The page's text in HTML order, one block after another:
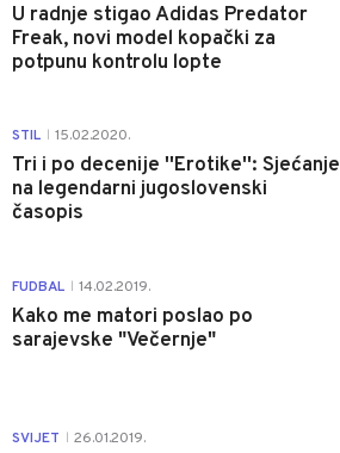
U radnje stigao Adidas Predator
Freak, novi model kopački za
potpunu kontrolu lopte
STIL 15.02.2020.
Tri i po decenije ''Erotike'': Sjećanje
na legendarni jugoslovenski
časopis
FUDBAL 14.02.2019.
Kako me matori poslao po
sarajevske "Večernje"
SVIJET 26.01.2019.